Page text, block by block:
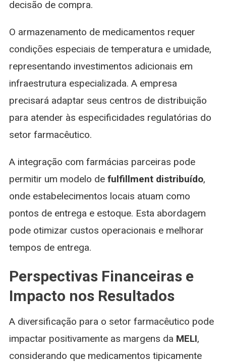
decisão de compra.
O armazenamento de medicamentos requer
condições especiais de temperatura e umidade,
representando investimentos adicionais em
infraestrutura especializada. A empresa
precisará adaptar seus centros de distribuição
para atender às especificidades regulatórias do
setor farmacêutico.
A integração com farmácias parceiras pode
permitir um modelo de fulfillment distribuído,
onde estabelecimentos locais atuam como
pontos de entrega e estoque. Esta abordagem
pode otimizar custos operacionais e melhorar
tempos de entrega.
Perspectivas Financeiras e
Impacto nos Resultados
A diversificação para o setor farmacêutico pode
impactar positivamente as margens da MELI,
considerando que medicamentos tipicamente